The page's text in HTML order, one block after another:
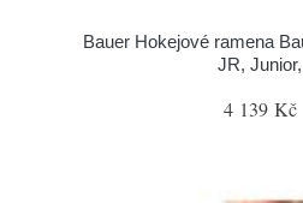
Bauer Hokejové ramena
JR,
4 139 Kč